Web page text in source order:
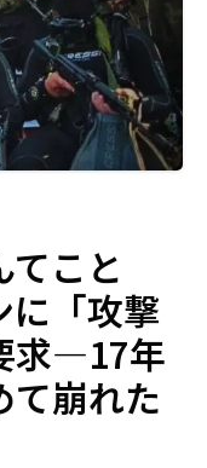
てこと
に「攻撃
求—17年
て崩れた